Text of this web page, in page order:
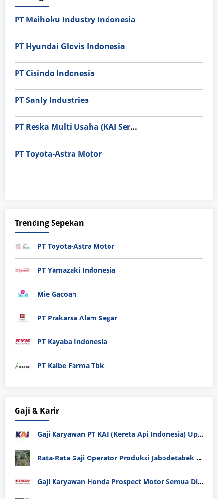
PT Meihoku Industry Indonesia
PT Hyundai Glovis Indonesia
PT Cisindo Indonesia
PT Sanly Industries
PT Reska Multi Usaha (KAI Services)
PT Toyota-Astra Motor
Trending Sepekan
PT Toyota-Astra Motor
PT Yamazaki Indonesia
Mie Gacoan
PT Prakarsa Alam Segar
PT Kayaba Indonesia
PT Kalbe Farma Tbk
Gaji & Karir
Gaji Karyawan PT KAI (Kereta Api Indonesia) Update 2025
Rata-Rata Gaji Operator Produksi Jabodetabek 2025: Bedah Tuntas UMK, Lemburan, dan Realita Hidup Buruh
Gaji Karyawan Honda Prospect Motor Semua Divisi